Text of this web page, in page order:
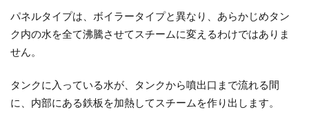
パネルタイプは、ボイラータイプと異なり、あらかじめタン
ク内の水を全て沸騰させてスチームに変えるわけではありま
せん。
タンクに入っている水が、タンクから噴出口まで流れる間
に、内部にある鉄板を加熱してスチームを作り出します。